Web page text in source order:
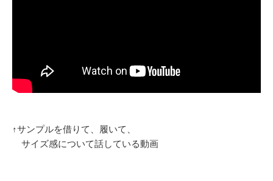
↑サンプルを借りて、履いて、
サイズ感について話している動画